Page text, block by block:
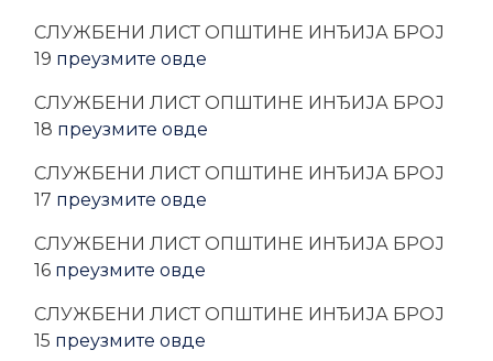
CЛУЖБЕНИ ЛИСТ ОПШТИНЕ ИНЂИЈА БРОЈ
19 преузмите овде
CЛУЖБЕНИ ЛИСТ ОПШТИНЕ ИНЂИЈА БРОЈ
18 преузмите овде
CЛУЖБЕНИ ЛИСТ ОПШТИНЕ ИНЂИЈА БРОЈ
17 преузмите овде
CЛУЖБЕНИ ЛИСТ ОПШТИНЕ ИНЂИЈА БРОЈ
16 преузмите овде
CЛУЖБЕНИ ЛИСТ ОПШТИНЕ ИНЂИЈА БРОЈ
15 преузмите овде